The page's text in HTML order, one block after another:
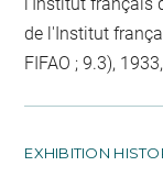
de l'Institut
FIFAO ; 9.3),
EXHIBITION